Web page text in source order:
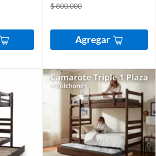
$ 800.000
Agregar